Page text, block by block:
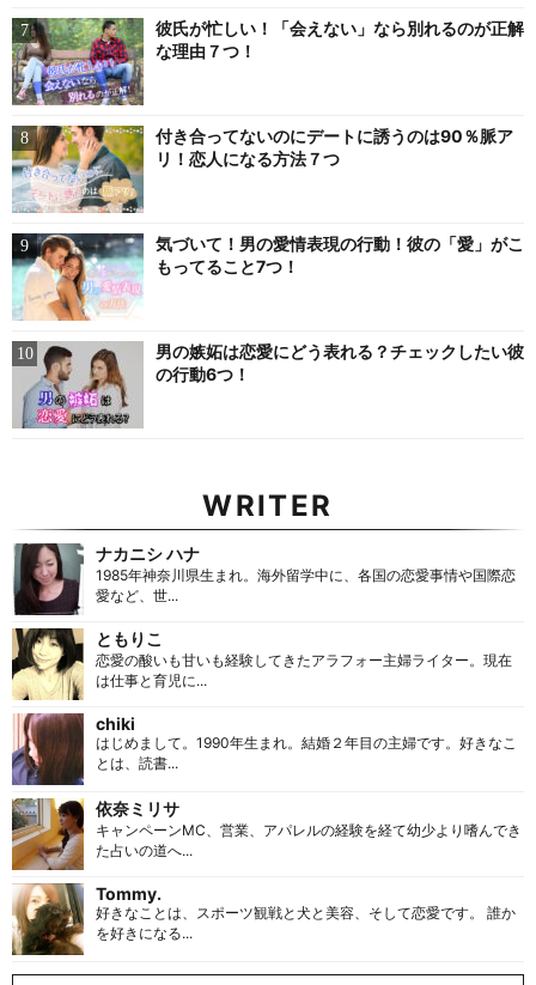
彼氏が忙しい！「会えない」なら別れるのが正解
な理由７つ！
付き合ってないのにデートに誘うのは90％脈ア
リ！恋人になる方法７つ
気づいて！男の愛情表現の行動！彼の「愛」がこ
もってること7つ！
男の嫉妬は恋愛にどう表れる？チェックしたい彼
の行動6つ！
WRITER
ナカニシ ハナ
1985年神奈川県生まれ。海外留学中に、各国の恋愛事情や国際恋
愛など、世...
ともりこ
恋愛の酸いも甘いも経験してきたアラフォー主婦ライター。現在
は仕事と育児に...
chiki
はじめまして。1990年生まれ。結婚２年目の主婦です。好きなこ
とは、読書...
依奈ミリサ
キャンペーンMC、営業、アパレルの経験を経て幼少より嗜んでき
た占いの道へ...
Tommy.
好きなことは、スポーツ観戦と犬と美容、そして恋愛です。 誰か
を好きになる...